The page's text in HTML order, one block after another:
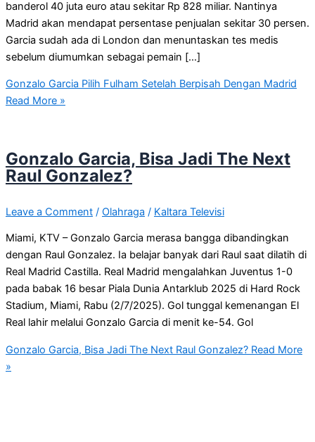
banderol 40 juta euro atau sekitar Rp 828 miliar. Nantinya
Madrid akan mendapat persentase penjualan sekitar 30 persen.
Garcia sudah ada di London dan menuntaskan tes medis
sebelum diumumkan sebagai pemain […]
Gonzalo Garcia Pilih Fulham Setelah Berpisah Dengan Madrid
Read More »
Gonzalo Garcia, Bisa Jadi The Next
Raul Gonzalez?
Leave a Comment / Olahraga / Kaltara Televisi
Miami, KTV – Gonzalo Garcia merasa bangga dibandingkan
dengan Raul Gonzalez. Ia belajar banyak dari Raul saat dilatih di
Real Madrid Castilla. Real Madrid mengalahkan Juventus 1-0
pada babak 16 besar Piala Dunia Antarklub 2025 di Hard Rock
Stadium, Miami, Rabu (2/7/2025). Gol tunggal kemenangan El
Real lahir melalui Gonzalo Garcia di menit ke-54. Gol
Gonzalo Garcia, Bisa Jadi The Next Raul Gonzalez? Read More
»